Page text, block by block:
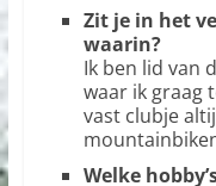
Zit je in het
waarin?
Ik ben lid van
waar ik graag
vast clubje
Welke